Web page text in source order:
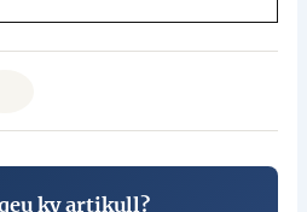
ky artikull?